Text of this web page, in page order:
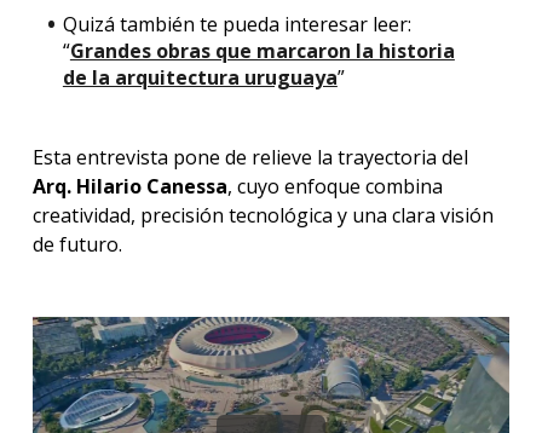
Quizá también te pueda interesar leer:
“Grandes obras que marcaron la historia
de la arquitectura uruguaya”
Esta entrevista pone de relieve la trayectoria del
Arq. Hilario Canessa, cuyo enfoque combina
creatividad, precisión tecnológica y una clara visión
de futuro.